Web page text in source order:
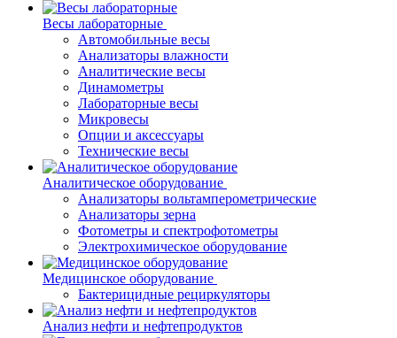
Весы лабораторные
Автомобильные весы
Анализаторы влажности
Аналитические весы
Динамометры
Лабораторные весы
Микровесы
Опции и аксессуары
Технические весы
Аналитическое оборудование
Анализаторы вольтамперометрические
Анализаторы зерна
Фотометры и спектрофотометры
Электрохимическое оборудование
Медицинское оборудование
Бактерицидные рециркуляторы
Анализ нефти и нефтепродуктов